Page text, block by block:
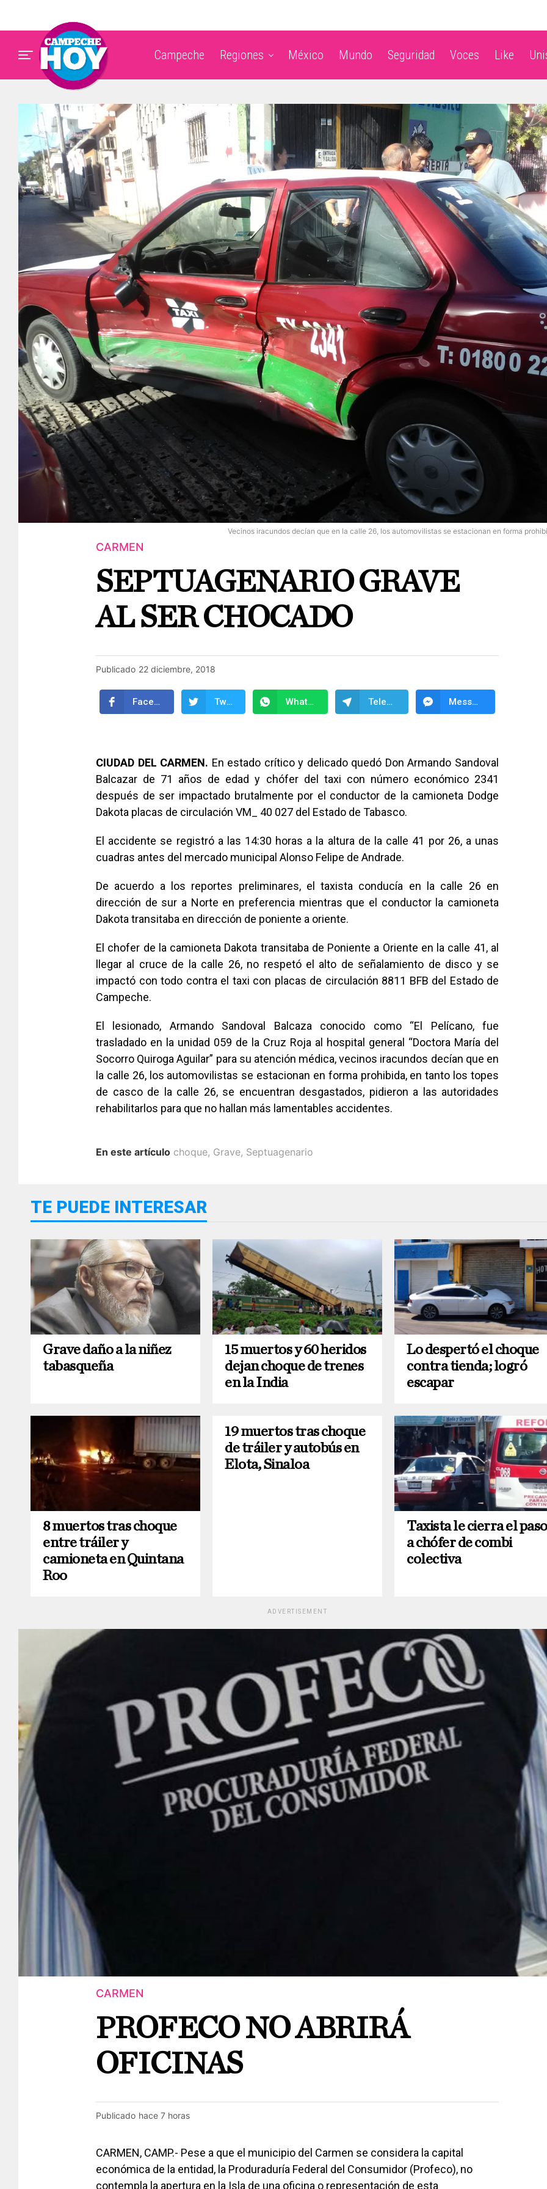
Campeche Regiones México Mundo Seguridad Voces Like
Vecinos iracundos decían que en la calle 26, los automovilistas se estacionan en forma
CARMEN
SEPTUAGENARIO GRAVE
AL SER CHOCADO
Publicado 22 diciembre, 2018
Facebook Twitter WhatsApp Telegram Messenger
CIUDAD DEL CARMEN. En estado crítico y delicado quedó Don Armando Sandoval
Balcazar de 71 años de edad y chófer del taxi con número económico 2341
después de ser impactado brutalmente por el conductor de la camioneta Dodge
Dakota placas de circulación VM_ 40 027 del Estado de Tabasco.
El accidente se registró a las 14:30 horas a la altura de la calle 41 por 26, a unas
cuadras antes del mercado municipal Alonso Felipe de Andrade.
De acuerdo a los reportes preliminares, el taxista conducía en la calle 26 en
dirección de sur a Norte en preferencia mientras que el conductor la camioneta
Dakota transitaba en dirección de poniente a oriente.
El chofer de la camioneta Dakota transitaba de Poniente a Oriente en la calle 41, al
llegar al cruce de la calle 26, no respetó el alto de señalamiento de disco y se
impactó con todo contra el taxi con placas de circulación 8811 BFB del Estado de
Campeche.
El lesionado, Armando Sandoval Balcaza conocido como “El Pelícano, fue
trasladado en la unidad 059 de la Cruz Roja al hospital general “Doctora María del
Socorro Quiroga Aguilar” para su atención médica, vecinos iracundos decían que en
la calle 26, los automovilistas se estacionan en forma prohibida, en tanto los topes
de casco de la calle 26, se encuentran desgastados, pidieron a las autoridades
rehabilitarlos para que no hallan más lamentables accidentes.
En este artículo choque, Grave, Septuagenario
TE PUEDE INTERESAR
Grave daño a la niñez
tabasqueña
15 muertos y 60 heridos
dejan choque de trenes
en la India
Lo despertó el choque
contra tienda; logró
escapar
8 muertos tras choque
entre tráiler y
camioneta en Quintana
Roo
19 muertos tras choque
de tráiler y autobús en
Elota, Sinaloa
Taxista le cierra el
a chófer de combi
colectiva
ADVERTISEMENT
CARMEN
PROFECO NO ABRIRÁ
OFICINAS
Publicado hace 7 horas
CARMEN, CAMP.- Pese a que el municipio del Carmen se considera la capital
económica de la entidad, la Produraduría Federal del Consumidor (Profeco), no
contempla la apertura en la Isla de una oficina o representación de esta